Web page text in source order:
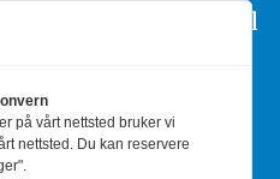
oppfordres til
Du kan
Pressens Faglige
på vårt nettsted bruker vi
nettsted. Du kan reservere